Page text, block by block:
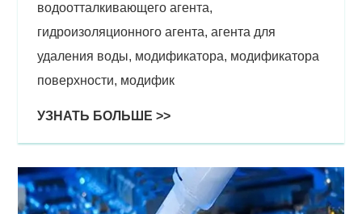
водоотталкивающего агента,
гидроизоляционного агента, агента для
удаления воды, модификатора, модификатора
поверхности, модифик
УЗНАТЬ БОЛЬШЕ >>